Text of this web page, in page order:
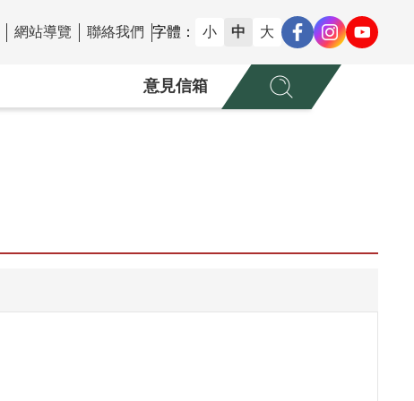
網站導覽 聯絡我們 字體： 小 中 大
意見信箱